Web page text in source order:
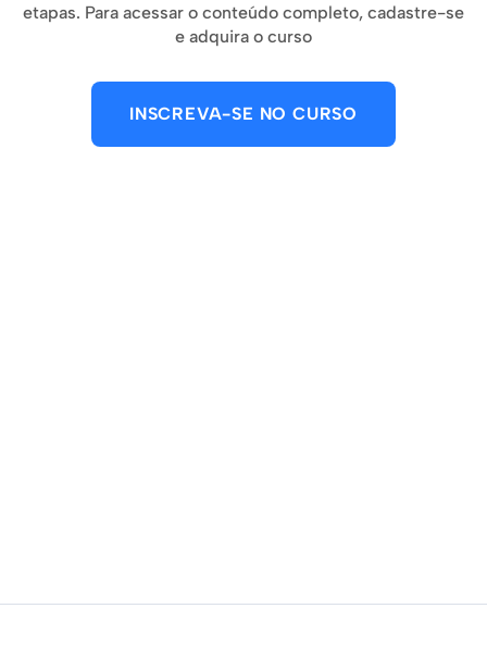
etapas. Para acessar o conteúdo completo, cadastre-se
e adquira o curso
INSCREVA-SE NO CURSO